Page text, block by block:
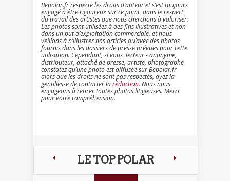
Bepolar.fr respecte les droits d’auteur et s’est toujours
engagé à être rigoureux sur ce point, dans le respect
du travail des artistes que nous cherchons à valoriser.
Les photos sont utilisées à des fins illustratives et non
dans un but d’exploitation commerciale. et nous
veillons à n’illustrer nos articles qu’avec des photos
fournis dans les dossiers de presse prévues pour cette
utilisation. Cependant, si vous, lecteur - anonyme,
distributeur, attaché de presse, artiste, photographe
constatez qu’une photo est diffusée sur Bepolar.fr
alors que les droits ne sont pas respectés, ayez la
gentillesse de contacter larédaction. Nous nous
engageons à retirer toutes photos litigieuses. Merci
pour votre compréhension.
LE TOP POLAR